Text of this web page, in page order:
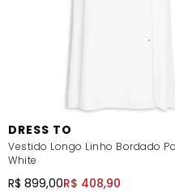
DRESS TO
Vestido Longo Linho Bordado
White
R$ 899,00R$ 408,90